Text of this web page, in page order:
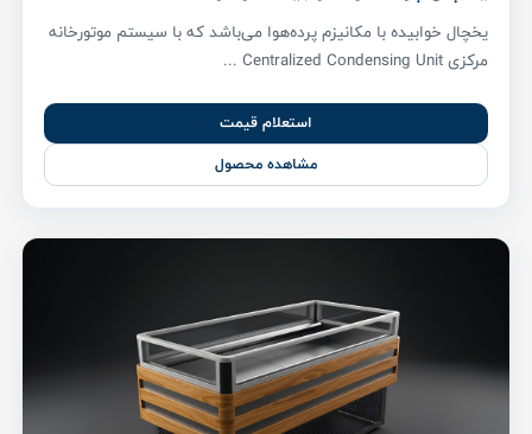
یخچال خوابیده با مکانیزم پرده‌هوا می‌باشد که با سیستم موتورخانه
مرکزی Centralized Condensing Unit ...
استعلام قیمت
مشاهده محصول